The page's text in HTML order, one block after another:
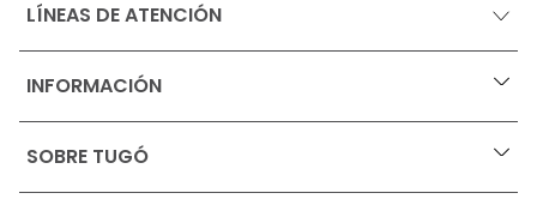
LÍNEAS DE ATENCIÓN
INFORMACIÓN +
Ofertas vigentes
Términos, condiciones y restricciones para productos
SOBRE TUGÓ +